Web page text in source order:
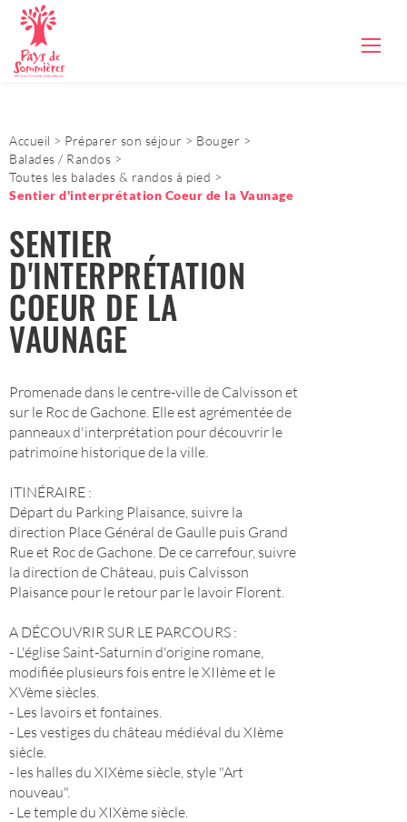
Accueil Préparer son séjour
Bouger
Balades / Randos
Toutes les balades & randos à pied
Sentier d'interprétation Coeur de la Vaunage
SENTIER
D'INTERPRÉTATION
COEUR DE LA
VAUNAGE
Promenade dans le centre-ville de Calvisson et
sur le Roc de Gachone. Elle est agrémentée de
panneaux d'interprétation pour découvrir le
patrimoine historique de la ville.
ITINÉRAIRE :
Départ du Parking Plaisance, suivre la
direction Place Général de Gaulle puis Grand
Rue et Roc de Gachone. De ce carrefour, suivre
la direction de Château, puis Calvisson
Plaisance pour le retour par le lavoir Florent.
A DÉCOUVRIR SUR LE PARCOURS :
- L'église Saint-Saturnin d'origine romane,
modifiée plusieurs fois entre le XIIème et le
XVème siècles.
- Les lavoirs et fontaines.
- Les vestiges du château médiéval du XIème
siècle.
- les halles du XIXème siècle, style "Art
nouveau".
- Le temple du XIXème siècle.